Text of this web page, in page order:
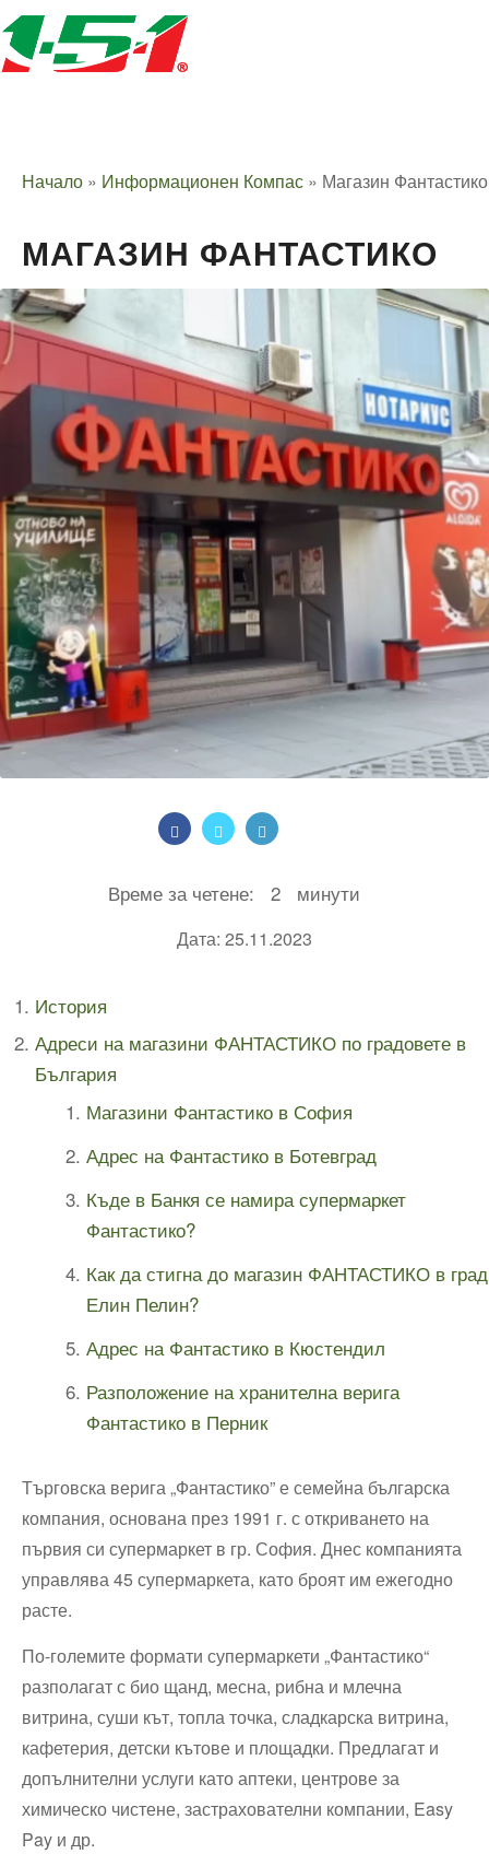
Начало » Информационен Компас » Магазин Фантастико
МАГАЗИН ФАНТАСТИКО
Време за четене: 2 минути
Дата: 25.11.2023
История
Адреси на магазини ФАНТАСТИКО по градовете в
България
Магазини Фантастико в София
Адрес на Фантастико в Ботевград
Къде в Банкя се намира супермаркет
Фантастико?
Как да стигна до магазин ФАНТАСТИКО в град
Елин Пелин?
Адрес на Фантастико в Кюстендил
Разположение на хранителна верига
Фантастико в Перник
Търговска верига „Фантастико” е семейна българска
компания, основана през 1991 г. с откриването на
първия си супермаркет в гр. София. Днес компанията
управлява 45 супермаркета, като броят им ежегодно
расте.
По-големите формати супермаркети „Фантастико“
разполагат с био щанд, месна, рибна и млечна
витрина, суши кът, топла точка, сладкарска витрина,
кафетерия, детски кътове и площадки. Предлагат и
допълнителни услуги като аптеки, центрове за
химическо чистене, застрахователни компании, Easy
Pay и др.